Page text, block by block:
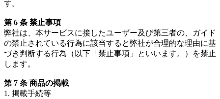
す。
第 6 条 禁止事項
弊社は、本サービスに接したユーザー及び第三者の、ガイド
の禁止されている行為に該当すると弊社が合理的な理由に基
づき判断する行為（以下「禁止事項」といいます。）を禁止
します。
第 7 条 商品の掲載
1. 掲載手続等